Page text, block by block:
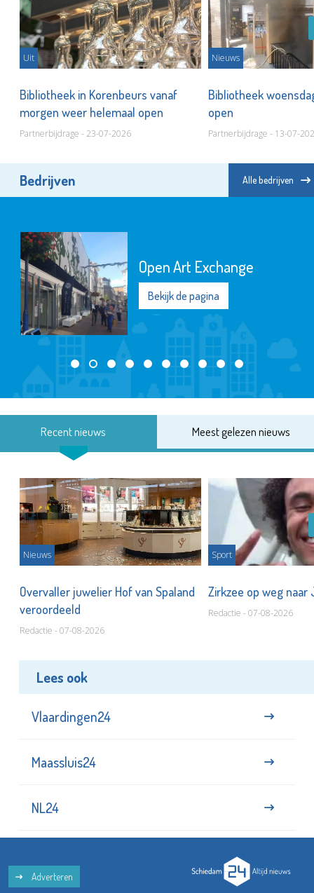
Uit
Bibliotheek in Korenbeurs vanaf
morgen weer helemaal open
Partnerbijdrage - 23-07-2026
Nieuws
Bibliotheek
open
Partnerbijdrage - 13-07-
Bedrijven Alle bedrijven
Open Art Exchange
Bekijk de pagina
Recent nieuws Meest gelezen nieuws
Nieuws
Overvaller juwelier Hof van Spaland
veroordeeld
Redactie - 07-08-2026
Sport
Zirkzee op weg
Redactie - 07-08-2026
Lees ook
Vlaardingen24
Maassluis24
NL24
Adverteren